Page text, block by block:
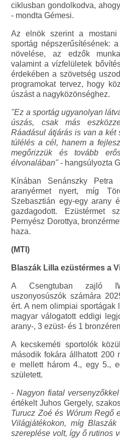
ciklusban gondolkodva,
- mondta Gémesi.
Az elnök szerint a
sportág népszerűsítésének:
növelése, az edzők
valamint a vízfelületek
érdekében a szövetség
programokat tervez, hogy
úszást a nagyközönséghez.
"Ez a sportág ugyanolyan
úszás, csak más
Ráadásul átjárás is van a két
túlélés a cél, hanem a
megőrizzük és tovább
élvonalában"- hangsúlyozta
Kínában Senánszky
aranyérmet nyert, míg
Szebasztián egy-egy arany
gazdagodott. Ezüstérmet
Pernyész Dorottya,
haza.
(MTI)
Blaszák Lilla ezüstérmes a
A Csengtuban zajló
uszonyosúszók számára
ért. A nem olimpiai sportágak
magyar válogatott eddigi
arany-, 3 ezüst- és 1
A kecskeméti sportolók
második fokára állhatott 200
e mellett három 4., egy 5.,
született.
- Nagyon fiatal
értékelt Juhos Gergely,
Turucz Zoé és Wórum Regő
Világjátékokon, míg
szereplése volt, így ő rutinos